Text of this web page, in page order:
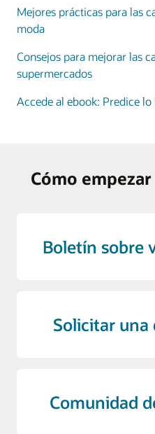
Mejores prácticas para las
moda
Consejos para mejorar las
supermercados
Accede al ebook: Predice
Cómo
Boletín sobre
Solicitar una
Comunidad